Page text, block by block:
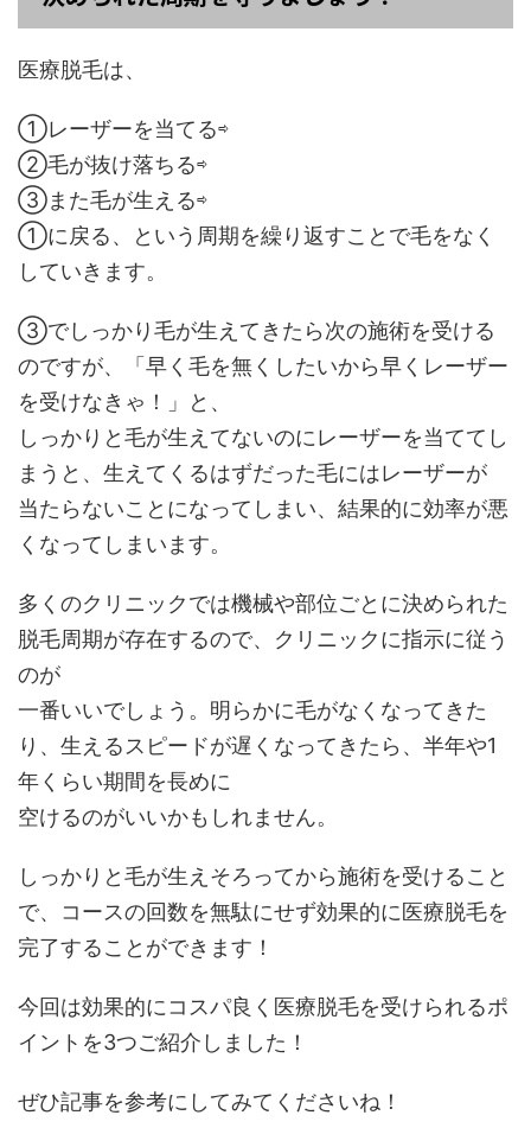
医療脱毛は、
①レーザーを当てる⇨
②毛が抜け落ちる⇨
③また毛が生える⇨
①に戻る、という周期を繰り返すことで毛をなく
していきます。
③でしっかり毛が生えてきたら次の施術を受ける
のですが、「早く毛を無くしたいから早くレーザー
を受けなきゃ！」と、
しっかりと毛が生えてないのにレーザーを当ててし
まうと、生えてくるはずだった毛にはレーザーが
当たらないことになってしまい、結果的に効率が悪
くなってしまいます。
多くのクリニックでは機械や部位ごとに決められた
脱毛周期が存在するので、クリニックに指示に従う
のが
一番いいでしょう。明らかに毛がなくなってきた
り、生えるスピードが遅くなってきたら、半年や1
年くらい期間を長めに
空けるのがいいかもしれません。
しっかりと毛が生えそろってから施術を受けること
で、コースの回数を無駄にせず効果的に医療脱毛を
完了することができます！
今回は効果的にコスパ良く医療脱毛を受けられるポ
イントを3つご紹介しました！
ぜひ記事を参考にしてみてくださいね！